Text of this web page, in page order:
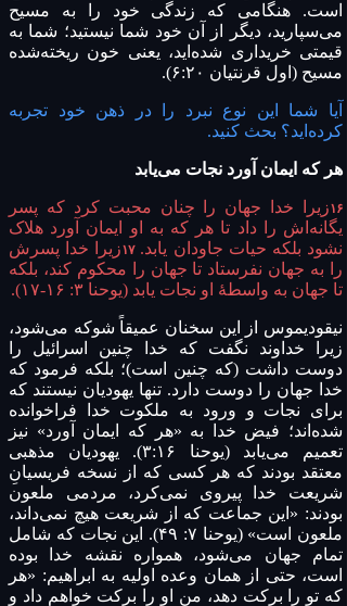
است. هنگامی که زندگی خود را به مسیح
می‌سپارید، دیگر از آن خود شما نیستید؛ شما به
قیمتی خریداری شده‌اید، یعنی خون ریخته‌شده
مسیح (اول قرنتیان ۶:۲۰).
آیا شما این نوع نبرد را در ذهن خود تجربه
کرده‌اید؟ بحث کنید.
هر که ایمان آورد نجات می‌یابد
۱۶زیرا خدا جهان را چنان محبت کرد که پسر
یگانه‌اش را داد تا هر که به او ایمان آورد هلاک
نشود بلکه حیات جاودان یابد.۱۷زیرا خدا پسرش
را به جهان نفرستاد تا جهان را محکوم کند، بلکه
تا جهان به واسطهٔ او نجات یابد (یوحنا ۳: ۱۶-۱۷).
نیقودیموس از این سخنان عمیقاً شوکه می‌شود،
زیرا خداوند نگفت که خدا چنین اسرائیل را
دوست داشت (که چنین است)؛ بلکه فرمود که
خدا جهان را دوست دارد. تنها یهودیان نیستند که
برای نجات و ورود به ملکوت خدا فراخوانده
شده‌اند؛ فیض خدا به «هر که ایمان آورد» نیز
تعمیم می‌یابد (یوحنا ۳:۱۶). یهودیان مذهبی
معتقد بودند که هر کسی که از نسخه فریسیانِ
شریعت خدا پیروی نمی‌کرد، مردمی ملعون
بودند: «این جماعت که از شریعت هیچ نمی‌داند،
ملعون است» (یوحنا ۷: ۴۹). این نجات که شامل
تمام جهان می‌شود، همواره نقشه خدا بوده
است، حتی از همان وعده اولیه به ابراهیم: «هر
که تو را برکت دهد، من او را برکت خواهم داد و